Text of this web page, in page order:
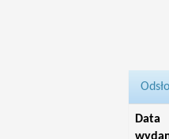
Data